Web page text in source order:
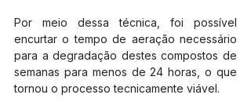
Por meio dessa técnica, foi possível
encurtar o tempo de aeração necessário
para a degradação destes compostos de
semanas para menos de 24 horas, o que
tornou o processo tecnicamente viável.